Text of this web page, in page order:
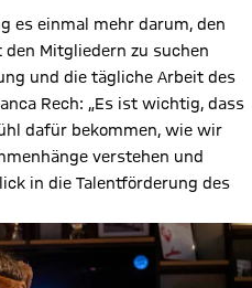
es einmal mehr darum, den
Mitgliedern zu suchen
und die tägliche Arbeit des
Rech: „Es ist wichtig, dass
dafür bekommen, wie wir
verstehen und
in die Talentförderung des